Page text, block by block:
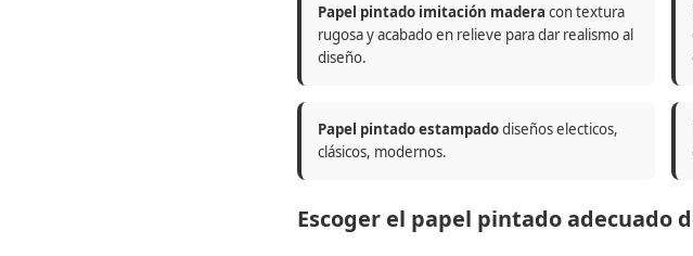
Papel pintado imitación madera con textura
rugosa y acabado en relieve para dar realismo al
diseño.
Papel pintado estampadodiseños electicos,
clásicos, modernos.
Escoger el papel pintado adecuado